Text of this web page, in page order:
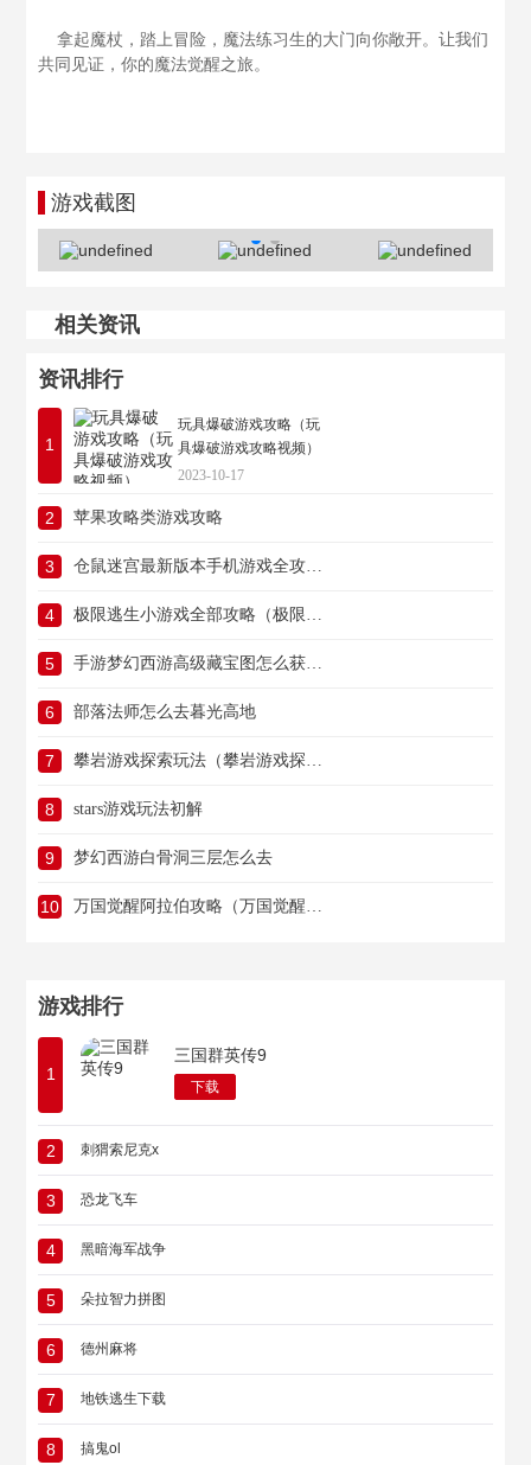
拿起魔杖，踏上冒险，魔法练习生的大门向你敞开。让我们
共同见证，你的魔法觉醒之旅。
游戏截图
相关资讯
资讯排行
1
玩具爆破游戏攻略（玩
具爆破游戏攻略视频）
2023-10-17
2 苹果攻略类游戏攻略
3 仓鼠迷宫最新版本手机游戏全攻略汇总
4 极限逃生小游戏全部攻略（极限逃生小游戏全部攻略视频）
5 手游梦幻西游高级藏宝图怎么获得（手游梦幻西游高级藏宝图怎么获得的）
6 部落法师怎么去暮光高地
7 攀岩游戏探索玩法（攀岩游戏探索玩法教案）
8 stars游戏玩法初解
9 梦幻西游白骨洞三层怎么去
10 万国觉醒阿拉伯攻略（万国觉醒阿拉伯攻略视频）
游戏排行
1
三国群英传9
下载
2 刺猬索尼克x
3 恐龙飞车
4 黑暗海军战争
5 朵拉智力拼图
6 德州麻将
7 地铁逃生下载
8 搞鬼ol